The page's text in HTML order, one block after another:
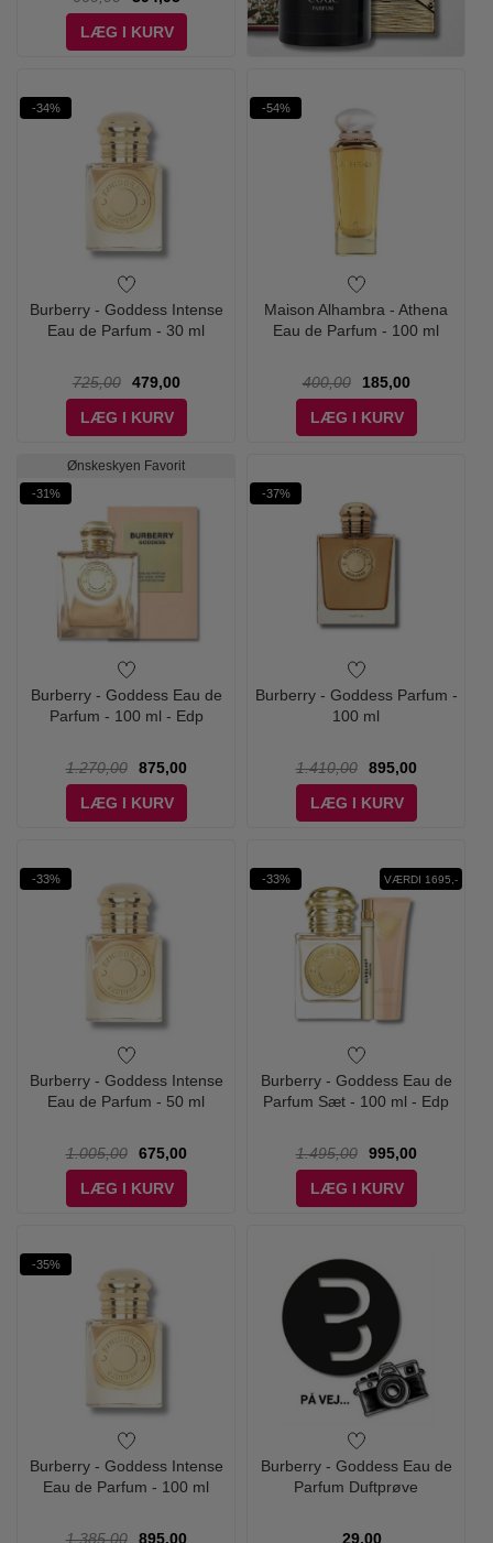
LÆG I KURV
-34%
Burberry - Goddess Intense
Eau de Parfum - 30 ml
725,00
479,00
LÆG I KURV
-54%
Maison Alhambra - Athena
Eau de Parfum - 100 ml
400,00
185,00
LÆG I KURV
Ønskeskyen Favorit
-31%
Burberry - Goddess Eau de
Parfum - 100 ml - Edp
1.270,00
875,00
LÆG I KURV
-37%
Burberry - Goddess Parfum -
100 ml
1.410,00
895,00
LÆG I KURV
-33%
Burberry - Goddess Intense
Eau de Parfum - 50 ml
1.005,00
675,00
LÆG I KURV
-33% VÆRDI 1695,-
Burberry - Goddess Eau de
Parfum Sæt - 100 ml - Edp
1.495,00
995,00
LÆG I KURV
-35%
Burberry - Goddess Intense
Eau de Parfum - 100 ml
1.385,00 895,00
Burberry - Goddess Eau de
Parfum Duftprøve
29,00